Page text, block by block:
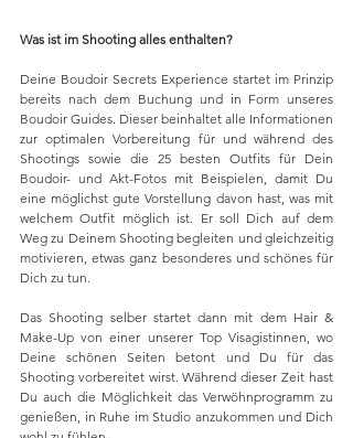
Was ist im Shooting alles enthalten?
Deine Boudoir Secrets Experience startet im Prinzip
bereits nach dem Buchung und in Form unseres
Boudoir Guides. Dieser beinhaltet alle Informationen
zur optimalen Vorbereitung für und während des
Shootings sowie die 25 besten Outfits für Dein
Boudoir- und Akt-Fotos mit Beispielen, damit Du
eine möglichst gute Vorstellung davon hast, was mit
welchem Outfit möglich ist. Er soll Dich auf dem
Weg zu Deinem Shooting begleiten und gleichzeitig
motivieren, etwas ganz besonderes und schönes für
Dich zu tun.
Das Shooting selber startet dann mit dem Hair &
Make-Up von einer unserer Top Visagistinnen, wo
Deine schönen Seiten betont und Du für das
Shooting vorbereitet wirst. Während dieser Zeit hast
Du auch die Möglichkeit das Verwöhnprogramm zu
genießen, in Ruhe im Studio anzukommen und Dich